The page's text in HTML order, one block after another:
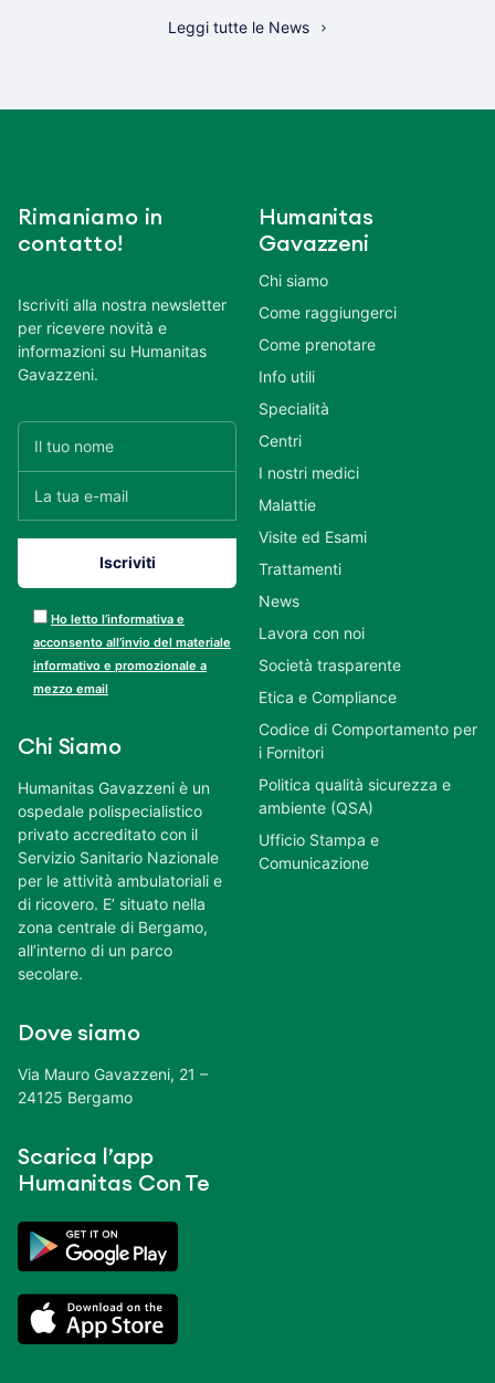
Leggi tutte le News
Rimaniamo in
contatto!
Iscriviti alla nostra newsletter
per ricevere novità e
informazioni su Humanitas
Gavazzeni.
Ho letto l’informativa e
acconsento all’invio del materiale
informativo e promozionale a
mezzo email
Chi Siamo
Humanitas Gavazzeni è un
ospedale polispecialistico
privato accreditato con il
Servizio Sanitario Nazionale
per le attività ambulatoriali e
di ricovero. E’ situato nella
zona centrale di Bergamo,
all’interno di un parco
secolare.
Dove siamo
Via Mauro Gavazzeni, 21 –
24125 Bergamo
Scarica l’app
Humanitas Con Te
Humanitas
Gavazzeni
Chi siamo
Come raggiungerci
Come prenotare
Info utili
Specialità
Centri
I nostri medici
Malattie
Visite ed Esami
Trattamenti
News
Lavora con noi
Società trasparente
Etica e Compliance
Codice di Comportamento per
i Fornitori
Politica qualità sicurezza e
ambiente (QSA)
Ufficio Stampa e
Comunicazione